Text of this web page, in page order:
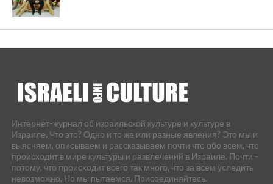
Интернет-журнал об израильской культуре и культуре в
Израиле. Что это? Одно и то же или разные явления? Это мы и
выясняем, описываем и рассказываем почти что обо всем, что
происходит в мире культуры и развлечений в Израиле. Почти -
потому, что происходит всего так много, что за всем уследить
невозможно. Но мы пытаемся. Присоединяйтесь.